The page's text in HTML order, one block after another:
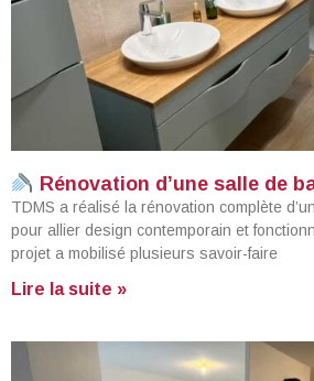
Rénovation d’une salle de
TDMS a réalisé la rénovation complète
pour allier design contemporain et
projet a mobilisé plusieurs savoir-faire
Lire la suite »